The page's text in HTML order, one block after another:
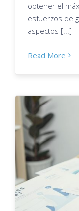
obtener el
esfuerzos de
aspectos [...]
Read More